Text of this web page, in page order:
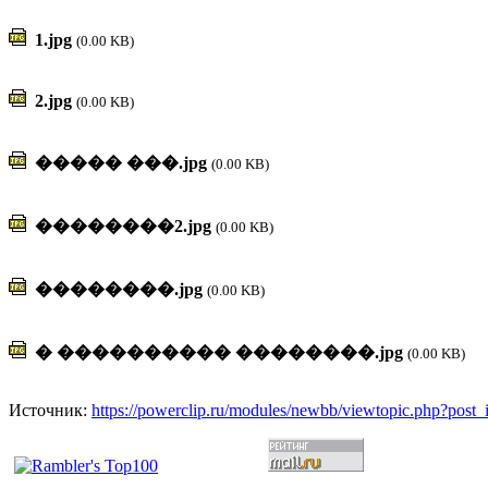
1.jpg (0.00 KB)
2.jpg (0.00 KB)
����� ���.jpg (0.00 KB)
��������2.jpg (0.00 KB)
��������.jpg (0.00 KB)
� ���������� ��������.jpg (0.00 KB)
Источник: https://powerclip.ru/modules/newbb/